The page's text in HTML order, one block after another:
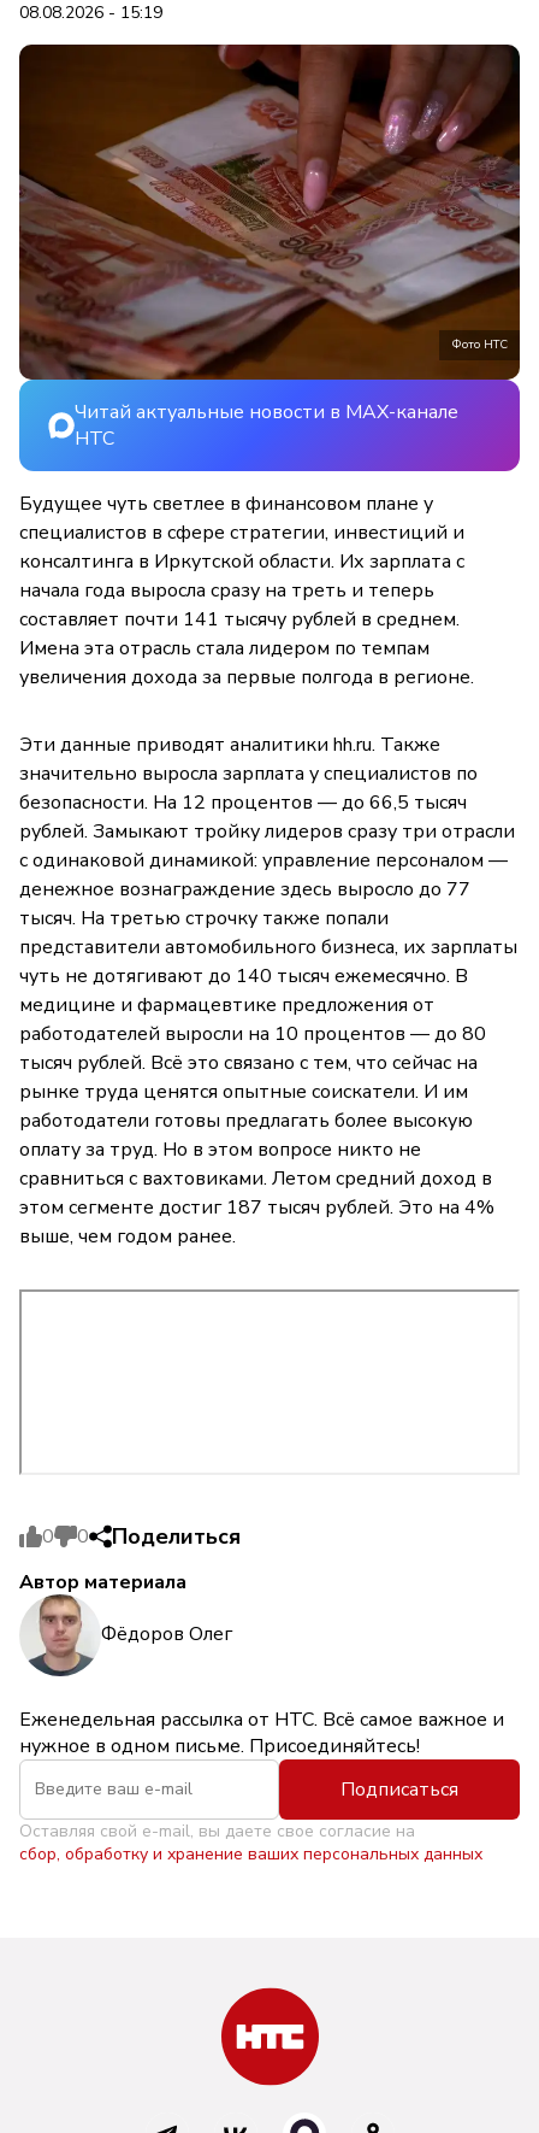
08.08.2026 - 15:19
Фото НТС
Читай актуальные новости в MAX-канале
НТС
Будущее чуть светлее в финансовом плане у
специалистов в сфере стратегии, инвестиций и
консалтинга в Иркутской области. Их зарплата с
начала года выросла сразу на треть и теперь
составляет почти 141 тысячу рублей в среднем.
Имена эта отрасль стала лидером по темпам
увеличения дохода за первые полгода в регионе.
Эти данные приводят аналитики hh.ru. Также
значительно выросла зарплата у специалистов по
безопасности. На 12 процентов — до 66,5 тысяч
рублей. Замыкают тройку лидеров сразу три отрасли
с одинаковой динамикой: управление персоналом —
денежное вознаграждение здесь выросло до 77
тысяч. На третью строчку также попали
представители автомобильного бизнеса, их зарплаты
чуть не дотягивают до 140 тысяч ежемесячно. В
медицине и фармацевтике предложения от
работодателей выросли на 10 процентов — до 80
тысяч рублей. Всё это связано с тем, что сейчас на
рынке труда ценятся опытные соискатели. И им
работодатели готовы предлагать более высокую
оплату за труд. Но в этом вопросе никто не
сравниться с вахтовиками. Летом средний доход в
этом сегменте достиг 187 тысяч рублей. Это на 4%
выше, чем годом ранее.
0 0 Поделиться
Автор материала
Фёдоров Олег
Еженедельная рассылка от НТС. Всё самое важное и
нужное в одном письме. Присоединяйтесь!
Подписаться
Оставляя свой e-mail, вы даете свое согласие на
сбор, обработку и хранение ваших персональных данных